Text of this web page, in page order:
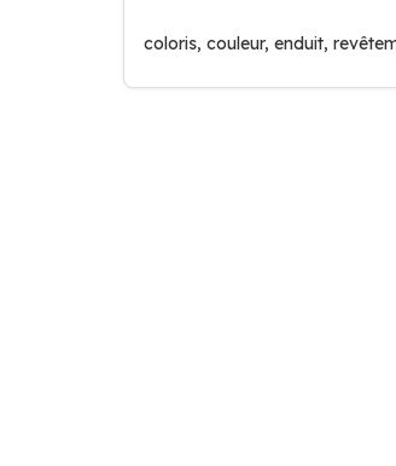
coloris, couleur, enduit,